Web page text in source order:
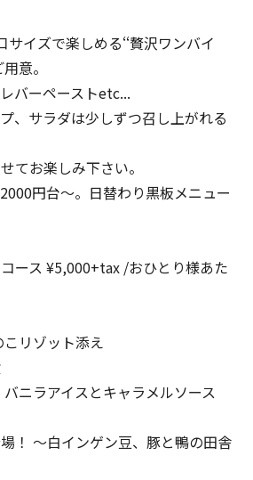
イズで楽しめる‘‘贅沢ワンバイ
意。
バーペーストetc...
、サラダは少しずつ召し上がれる
てお楽しみ下さい。
円台〜。日替わり黒板メニュー
ース ¥5,000+tax /おひとり様あた
こリゾット添え
バニラアイスとキャラメルソース
！ 〜白インゲン豆、豚と鴨の田舎